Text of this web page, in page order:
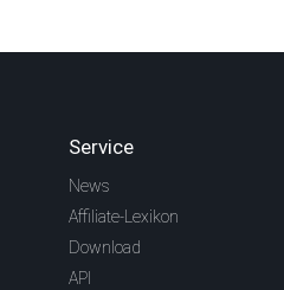
Service
News
Affiliate-Lexikon
Download
API